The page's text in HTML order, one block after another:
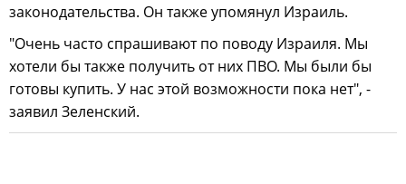
законодательства. Он также упомянул Израиль.
"Очень часто спрашивают по поводу Израиля. Мы
хотели бы также получить от них ПВО. Мы были бы
готовы купить. У нас этой возможности пока нет", -
заявил Зеленский.